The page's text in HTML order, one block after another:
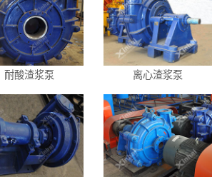
耐酸渣浆泵 离心渣浆泵